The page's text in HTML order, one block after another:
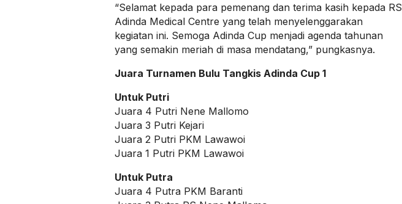
“Selamat kepada para pemenang dan terima kasih kepada RS
Adinda Medical Centre yang telah menyelenggarakan
kegiatan ini. Semoga Adinda Cup menjadi agenda tahunan
yang semakin meriah di masa mendatang,” pungkasnya.
Juara Turnamen Bulu Tangkis Adinda Cup 1
Untuk Putri
Juara 4 Putri Nene Mallomo
Juara 3 Putri Kejari
Juara 2 Putri PKM Lawawoi
Juara 1 Putri PKM Lawawoi
Untuk Putra
Juara 4 Putra PKM Baranti